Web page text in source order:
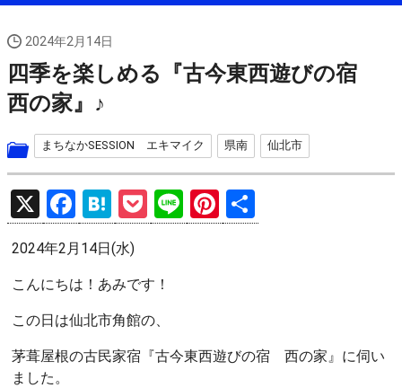
2024年2月14日
四季を楽しめる『古今東西遊びの宿
西の家』♪
まちなかSESSION エキマイク 県南 仙北市
X
F
a
ce
b
o
o
H
at
e
n
a
P
o
et
Li
n
Pi
nt 有
2024年2月14日(水)
こんにちは！あみです！
この日は仙北市角館の、
茅葺屋根の古民家宿『古今東西遊びの宿 西の家』に伺い
ました。